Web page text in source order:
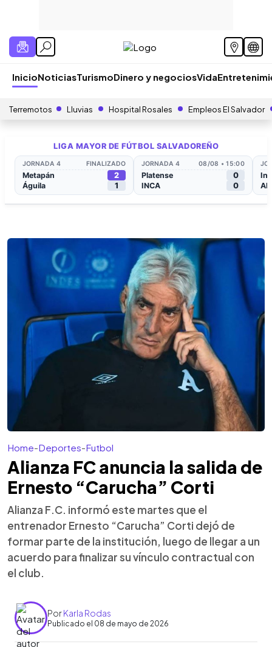
InicioNoticiasTurismoDinero y negociosVida
Terremotos Lluvias Hospital Rosales Empleos El Salvador
Home-Deportes-Futbol
Alianza FC anuncia la salida de
Ernesto “Carucha” Corti
Alianza F.C. informó este martes que el
entrenador Ernesto “Carucha” Corti dejó de
formar parte de la institución, luego de llegar a un
acuerdo para finalizar su vínculo contractual con
el club.
PorKarla Rodas
Publicado el 08 de mayo de 2026